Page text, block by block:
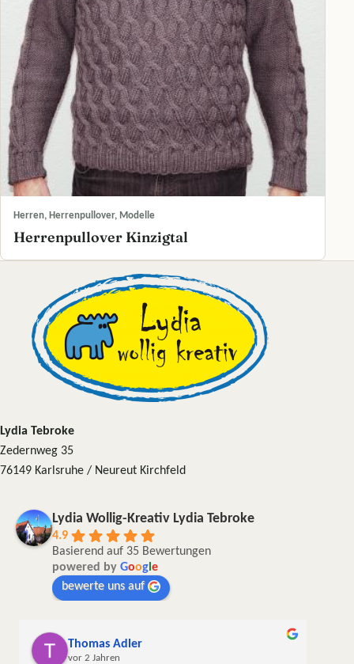
Herren, Herrenpullover, Modelle
Herrenpullover Kinzigtal
Lydia Tebroke
Zedernweg 35
76149 Karlsruhe / Neureut Kirchfeld
Lydia Wollig-Kreativ Lydia Tebroke
4.9
Basierend auf 35 Bewertungen
powered by Goog e
bewerte uns auf
Thomas Adler
vor 2 Jahren